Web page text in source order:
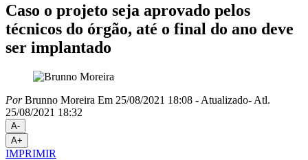
Caso o projeto seja aprovado pelos
técnicos do órgão, até o final do ano deve
ser implantado
PorBrunno Moreira Em 25/08/2021 18:08 - Atualizado- Atl.
25/08/2021 18:32
A-
A+
IMPRIMIR